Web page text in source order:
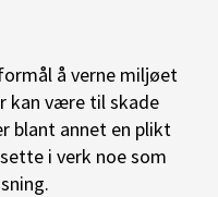
å verne miljøet
kan være til skade
blant annet en plikt
i verk noe som